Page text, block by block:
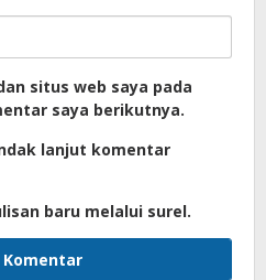
situs web saya pada
saya berikutnya.
lanjut komentar
baru melalui surel.